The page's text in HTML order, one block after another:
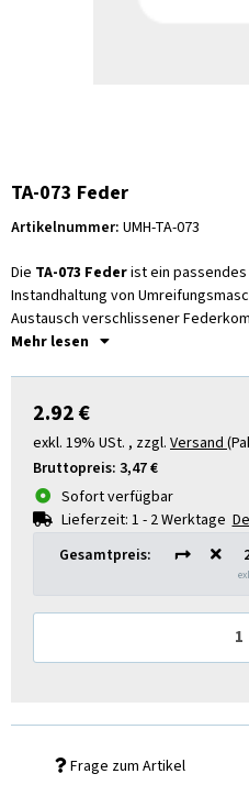
TA-073 Feder
Artikelnummer: UMH-TA-073
Die TA-073 Federist ein
Instandhaltung von
Austausch verschlissener
zuverlässigen Maschinenablauf im
Mehr lesen
Sofort verfügbar
Lieferzeit: 1 - 2 Werktage
Gesamtpreis:
2.92 €
exkl. 19% USt. , zzgl. Versand
Bruttopreis: 3,47 €
Frage zum Artikel